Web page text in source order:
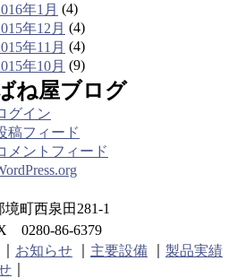
年1月 (4)
年12月 (4)
年11月 (4)
年10月 (9)
ね屋ブログ
グイン
稿フィード
メントフィード
町西泉田281-1
0280-86-6379
お知らせ 主要設備
製品実績